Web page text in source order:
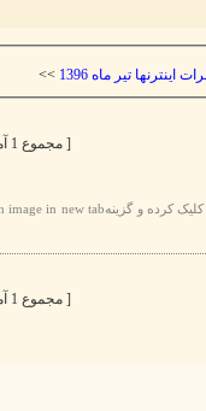
اینترنها تیر ماه 1396 >>
[ مجموع 1 آموزش ]
[ مجموع 1 آموزش ]